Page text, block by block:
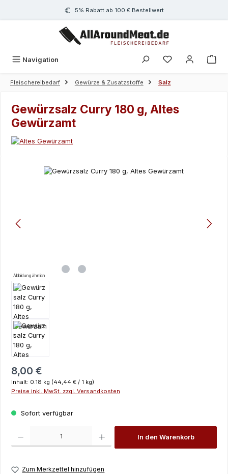
Zum Hauptinhalt springen5% Rabatt ab 100 € Bestellwert
Navigation
Fleischereibedarf Gewürze & Zusatzstoffe Salz
Gewürzsalz Curry 180 g, Altes
Gewürzamt
Bildergalerie überspringen
Abbildung ähnlich
Regulärer Preis:
8,00 €
Inhalt: 0.18 kg (44,44 € / 1 kg)
Preise inkl. MwSt. zzgl. Versandkosten
Sofort verfügbar
In den Warenkorb
Zum Merkzettel hinzufügen